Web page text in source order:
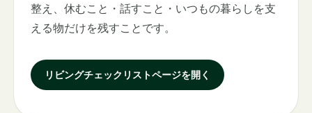
整え、休むこと・話すこと・いつもの暮らしを支
える物だけを残すことです。
リビングチェックリストページを開く